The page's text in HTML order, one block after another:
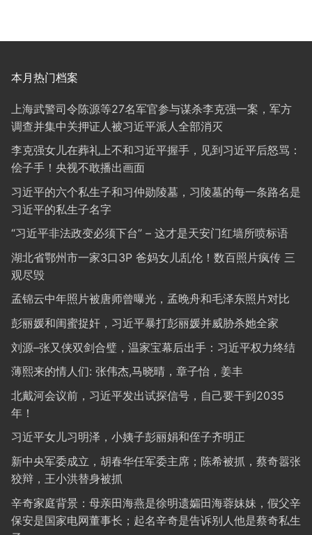
本月热门档案
上海武警司令陈源等27名军官参与谋杀李克强一案，军方
调查并集中关押证人被习近平派人全部消灭
李克强女儿在葬礼上不和习近平握手，见到习近平后怒骂：
侩子手！央视不敢播出画面
习近平的六个私生子和习仲勋陵墓，习陵墓的每一条路名是
习近平的私生子名字
“习近平非法政变必须下台” – 这才是天安门红墙所喷标语
湖北省鄂州市一家3口3P 爸妈女儿乱伦！数百照片疯传 三
观尽毁
孟锦云中年照片被唐师曾曝光，孟晚舟和毛泽东照片对比
彭丽媛和闺蜜捉奸，习近平暴打彭丽媛并威胁杀她全家
刘源–张又侠双剑合璧，温家宝幕后出手：习近平权力终结
薄熙来的情人们: 张伟杰,马晓晴，章子怡，姜丰
北戴河会议前，习近平发出试探信号，自己要干到2035
年！
习近平女儿习明泽，小姨子彭丽娟和侄子齐明正
新中央军委成立，胡春华任军委主席；陈希被抓，蔡奇嚣张
狡辩，王小洪替身被抓
辛奇家庭背景：母亲田海燕是徐明遗孀田海蓉妹妹，假父辛
保安是国家电网董事长；起名辛奇是告诉别人他是蔡奇私生